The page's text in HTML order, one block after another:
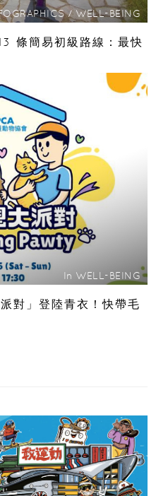
/ WELL-BEING
條簡易初級路線：最快
In WELL-BEING
對」登陸青衣！快帶毛